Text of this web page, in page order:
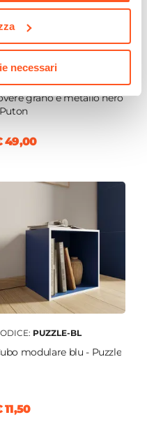
necessari
PUN-T2R
100x48 cm effetto
grano e metallo nero
49,00
PUZZLE-BL
modulare blu - Puzzle
11,50